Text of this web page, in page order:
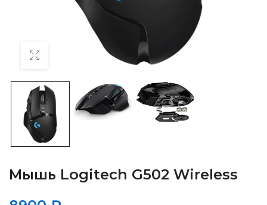
Мышь Logitech G502 Wireless